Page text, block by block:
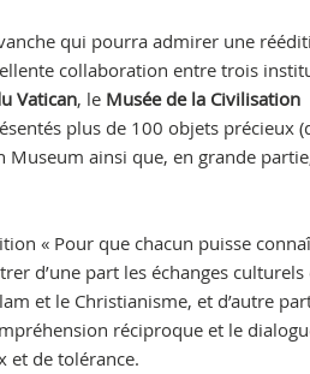
qui pourra admirer une
collaboration entre trois
Vatican, le Musée de la Civilisation
plus de 100 objets précieux
ainsi que, en grande
« Pour que chacun puisse
d’une part les échanges culturels
et le Christianisme, et d’autre
réciproque et le
et de tolérance.